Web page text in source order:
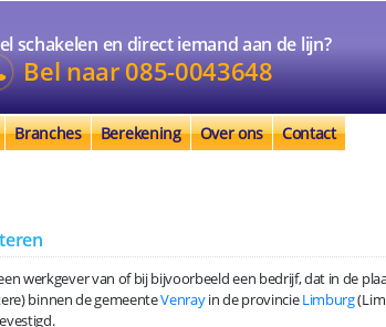
schakelen en direct iemand aan de lijn?
Bel naar085-0043648
Branches Berekening Over ons Contact
werkgever van of bij bijvoorbeeld een bedrijf, dat in de
binnen de gemeenteVenrayin de provincieLimburg